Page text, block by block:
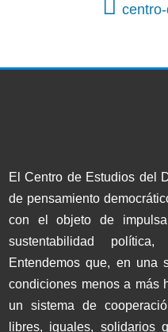
El Centro de Estudios del
de pensamiento
con el objeto de
sustentabilidad
Entendemos que, en una
condiciones menos a más
un sistema de
libres, iguales, solidarios